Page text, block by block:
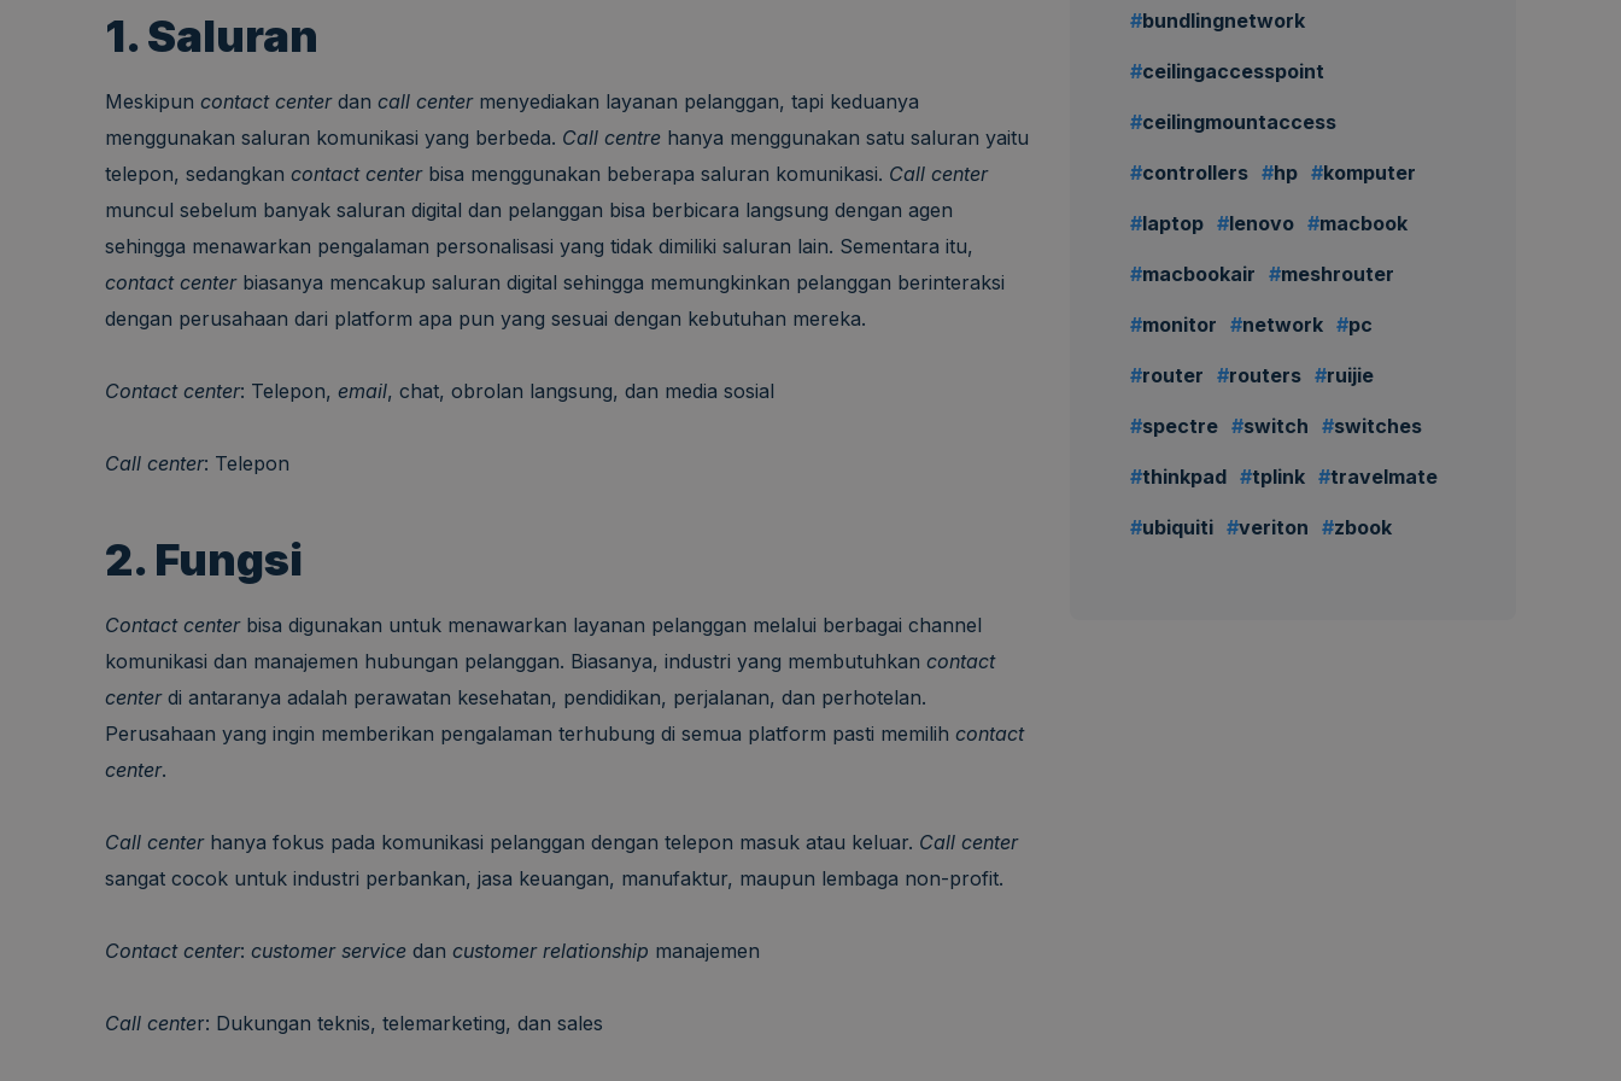
1. Saluran
Meskipun contact centerdan call centermenyediakan layanan pelanggan, tapi keduanya
menggunakan saluran komunikasi yang berbeda. Call centre hanya menggunakan satu saluran yaitu
telepon, sedangkan contact centerbisa menggunakan beberapa saluran komunikasi. Call center
muncul sebelum banyak saluran digital dan pelanggan bisa berbicara langsung dengan agen
sehingga menawarkan pengalaman personalisasi yang tidak dimiliki saluran lain. Sementara itu,
contact centerbiasanya mencakup saluran digital sehingga memungkinkan pelanggan berinteraksi
dengan perusahaan dari platform apa pun yang sesuai dengan kebutuhan mereka.
Contact center: Telepon, email, chat, obrolan langsung, dan media sosial
Call center: Telepon
2. Fungsi
Contact centerbisa digunakan untuk menawarkan layanan pelanggan melalui berbagai channel
komunikasi dan manajemen hubungan pelanggan. Biasanya, industri yang membutuhkan contact
centerdi antaranya adalah perawatan kesehatan, pendidikan, perjalanan, dan perhotelan.
Perusahaan yang ingin memberikan pengalaman terhubung di semua platform pasti memilih contact
center.
Call centerhanya fokus pada komunikasi pelanggan dengan telepon masuk atau keluar. Call center
sangat cocok untuk industri perbankan, jasa keuangan, manufaktur, maupun lembaga non-profit.
Contact center: customer service dan customer relationship manajemen
Call center: Dukungan teknis, telemarketing, dan sales
bundlingnetwork
ceilingaccesspoint
ceilingmountaccess
controllers hp komputer
laptop lenovo macbook
macbookair meshrouter
monitor network pc
router routers ruijie
spectre switch switches
thinkpad tplink travelmate
ubiquiti veriton zbook